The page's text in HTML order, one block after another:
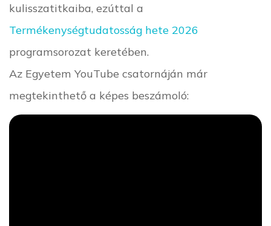
kulisszatitkaiba, ezúttal a
Termékenységtudatosság hete 2026
programsorozat keretében.
Az Egyetem YouTube csatornáján már
megtekinthető a képes beszámoló: